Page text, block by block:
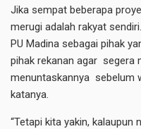
Jika sempat beberapa
merugi adalah rakyat
PU Madina sebagai pihak
pihak rekanan agar segera
menuntaskannya sebelum
katanya.
“Tetapi kita yakin,